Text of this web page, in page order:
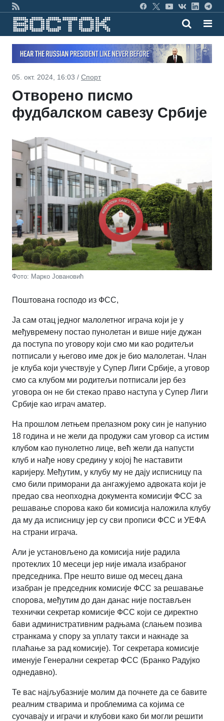
05. окт. 2024, 16:03 / Спорт
Отворено писмо
фудбалском савезу Србије
Фото: Марко Јовановић
Поштована господо из ФСС,
Ја сам отац једног малолетног играча који је у
међувремену постао пунолетан и више није дужан
да поступа по уговору који смо ми као родитељи
потписали у његово име док је био малолетан. Члан
је клуба који учествује у Супер Лиги Србије, а уговор
смо са клубом ми родитељи потписали јер без
уговора он не би стекао право наступа у Супер Лиги
Србије као играч аматер.
На прошлом летњем прелазном року син је напунио
18 година и не жели да продужи сам уговор са истим
клубом као пунолетно лице, већ жели да напусти
клуб и нађе нову средину у којој ће наставити
каријеру. Међутим, у клубу му не дају исписницу па
смо били приморани да ангажујемо адвоката који је
предао сва неопходна документа комисији ФСС за
решавање спорова како би комисија наложила клубу
да му да исписницу јер су сви прописи ФСС и УЕФА
на страни играча.
Али је установљено да комисија није радила
протеклих 10 месеци јер није имала изабраног
председника. Пре нешто више од месец дана
изабран је председник комисије ФСС за решавање
спорова, међутим до дан данас није постављен
технички секретар комисије ФСС који се директно
бави административним радњама (слањем позива
странкама у спору за уплату такси и накнаде за
плаћање за рад комисије). Тог секретара комисије
именује Генерални секретар ФСС (Бранко Радујко
однедавно).
Те вас најљубазније молим да почнете да се бавите
реалним стварима и проблемима са којима се
суочавају и играчи и клубови како би могли решити